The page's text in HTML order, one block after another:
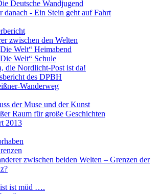
Deutsche Wandjugend
danach - Ein Stein geht auf Fahrt
zwischen den Welten
Welt“ Heimabend
Welt“ Schule
die Nordlicht-Post ist da!
des DPBH
Wanderweg
der Muse und der Kunst
Raum für große Geschichten
2013
zwischen beiden Welten – Grenzen der
ist müd ….